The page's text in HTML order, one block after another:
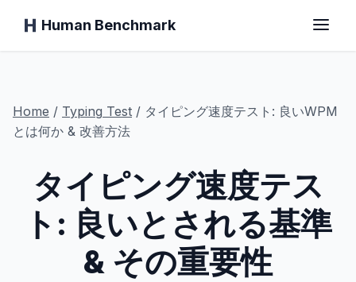
Human Benchmark
反応時間
チンパンジーテスト
タイピングテスト
Home / Typing Test / タイピング速度テスト: 良いWPM
とは何か & 改善方法
タイピング速度テス
ト: 良いとされる基準
& その重要性